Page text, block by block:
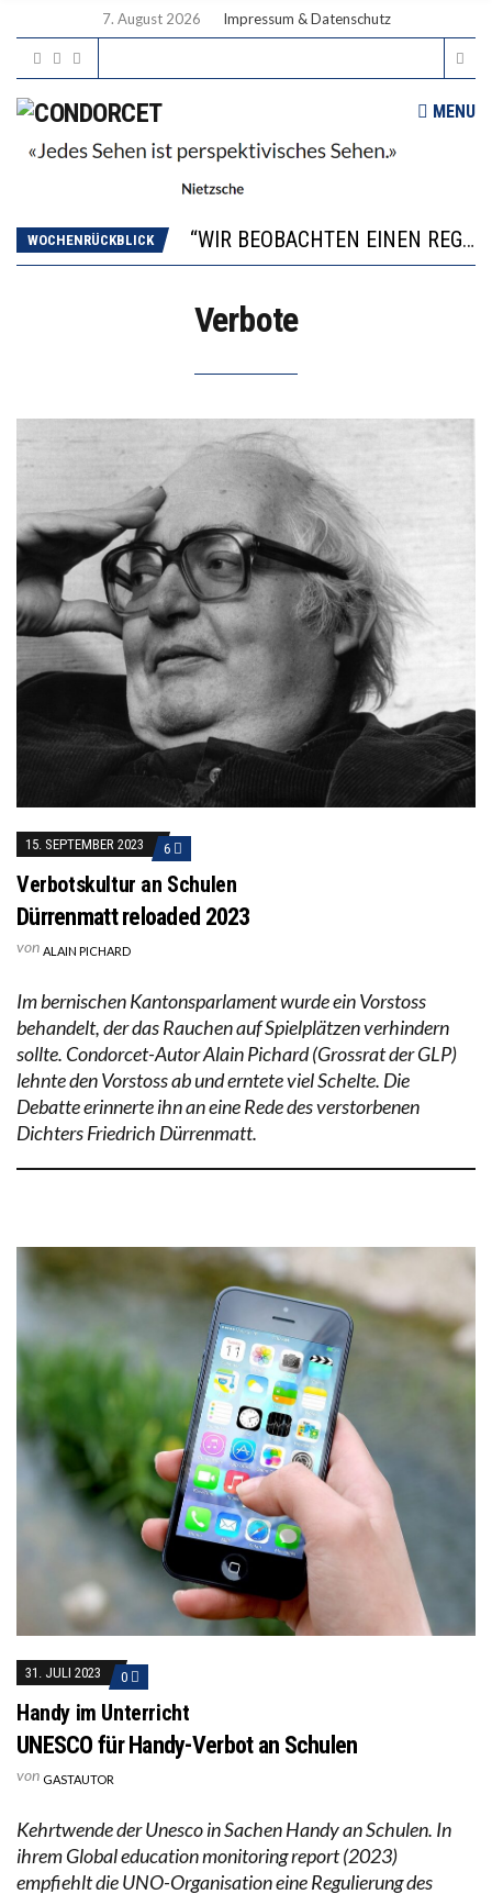
7. August 2026 Impressum & Datenschutz
MENU
WOCHENRÜCKBLICK
“WIR BEOBACHTEN EINEN REGELRECHTEN STURZFLUG BEI DEN LERNLEISTUNGEN”
DIE VERSTÄRKTE HARMONISIERUNG IM SCHULWESEN VERRINGERT DAS INNOVATIONSPOTENZIAL
Verbote
15. SEPTEMBER 2023 6
Verbotskultur an Schulen
Dürrenmatt reloaded 2023
von ALAIN PICHARD
Im bernischen Kantonsparlament wurde ein Vorstoss
behandelt, der das Rauchen auf Spielplätzen verhindern
sollte. Condorcet-Autor Alain Pichard (Grossrat der GLP)
lehnte den Vorstoss ab und erntete viel Schelte. Die
Debatte erinnerte ihn an eine Rede des verstorbenen
Dichters Friedrich Dürrenmatt.
31. JULI 2023 0
Handy im Unterricht
UNESCO für Handy-Verbot an Schulen
von GASTAUTOR
Kehrtwende der Unesco in Sachen Handy an Schulen. In
ihrem Global education monitoring report (2023)
empfiehlt die UNO-Organisation eine Regulierung des